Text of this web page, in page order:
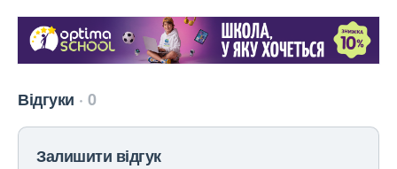
Відгуки 0
Залишити відгук